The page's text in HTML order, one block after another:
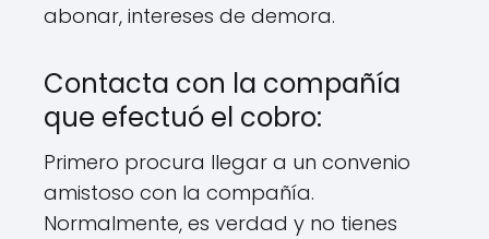
abonar, intereses de demora.
Contacta con la compañía
que efectuó el cobro:
Primero procura llegar a un convenio
amistoso con la compañía.
Normalmente, es verdad y no tienes